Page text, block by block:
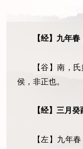
【经】九年春
【谷】南，
侯，非正也。
【经】三月
【左】九年